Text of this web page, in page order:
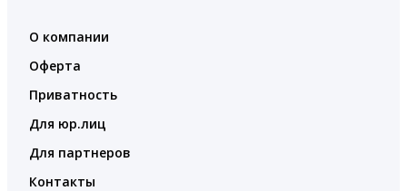
О компании
Оферта
Приватность
Для юр.лиц
Для партнеров
Контакты